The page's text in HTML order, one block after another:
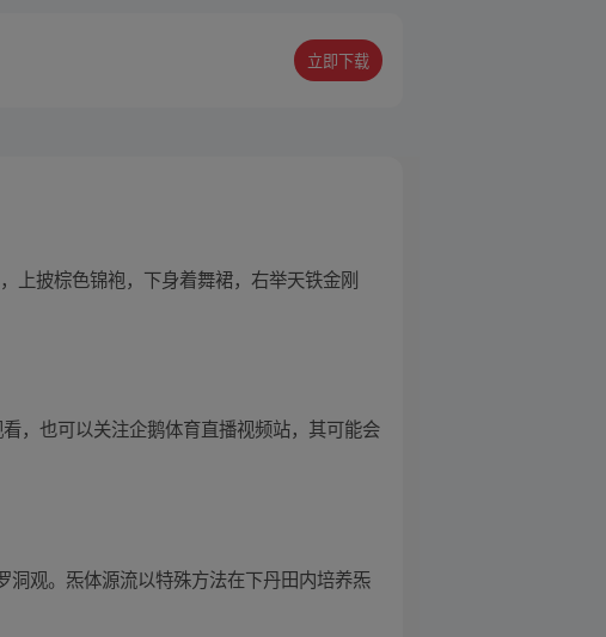
立即下载
上披棕色锦袍，下身着舞裙，右举天铁金刚
，也可以关注企鹅体育直播视频站，其可能会
观。炁体源流以特殊方法在下丹田内培养炁